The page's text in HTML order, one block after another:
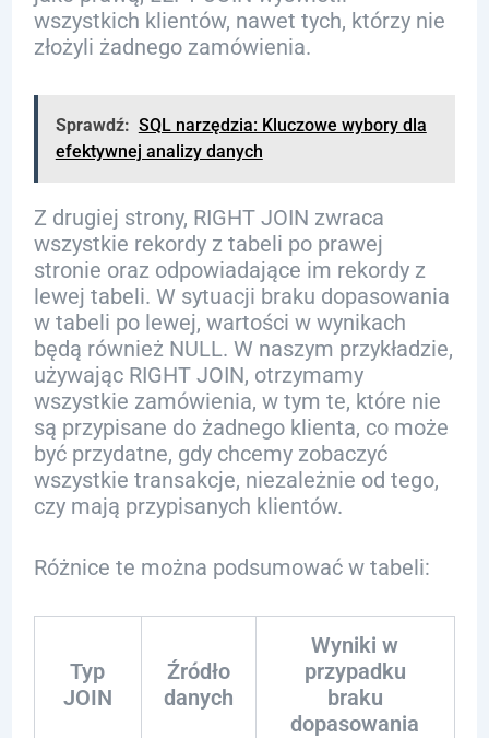
wszystkich klientów, nawet tych, którzy nie
złożyli żadnego zamówienia.
Sprawdź: SQL narzędzia: Kluczowe wybory dla
efektywnej analizy danych
Z drugiej strony, RIGHT JOIN zwraca
wszystkie rekordy z tabeli po prawej
stronie oraz odpowiadające im rekordy z
lewej tabeli. W sytuacji braku dopasowania
w tabeli po lewej, wartości w wynikach
będą również NULL. W naszym przykładzie,
używając RIGHT JOIN, otrzymamy
wszystkie zamówienia, w tym te, które nie
są przypisane do żadnego klienta, co może
być przydatne, gdy chcemy zobaczyć
wszystkie transakcje, niezależnie od tego,
czy mają przypisanych klientów.
Różnice te można podsumować w tabeli:
Typ
JOIN
Źródło
danych
Wyniki w
przypadku
braku
dopasowania